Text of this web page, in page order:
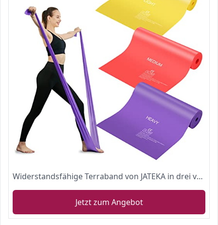
Widerstandsfähige Terraband von JATEKA in drei verschiedenen Farben und Stärken für Fitness- und Muskelaufbau, Crossfit und Yoga
Jetzt zum Angebot